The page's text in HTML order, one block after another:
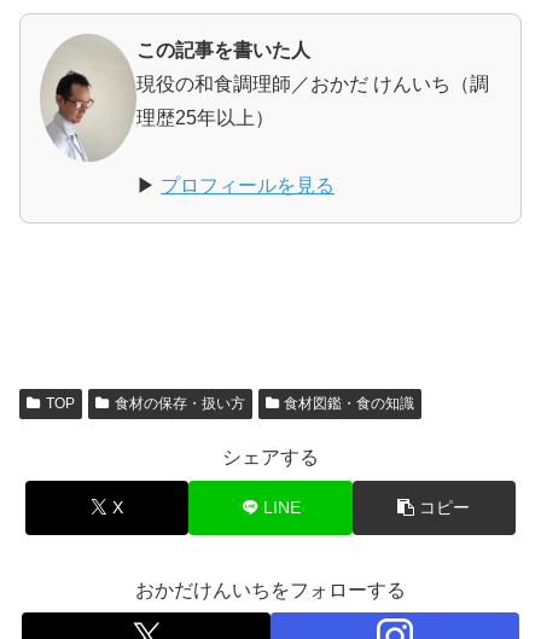
この記事を書いた人
現役の和食調理師／おかだ けんいち（調
理歴25年以上）
▶ プロフィールを見る
TOP 食材の保存・扱い方 食材図鑑・食の知識
シェアする
X LINE コピー
おかだけんいちをフォローする